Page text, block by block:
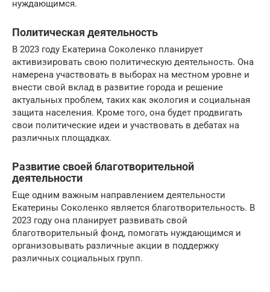
нуждающимся.
Политическая деятельность
В 2023 году Екатерина Соколенко планирует
активизировать свою политическую деятельность. Она
намерена участвовать в выборах на местном уровне и
внести свой вклад в развитие города и решение
актуальных проблем, таких как экология и социальная
защита населения. Кроме того, она будет продвигать
свои политические идеи и участвовать в дебатах на
различных площадках.
Развитие своей благотворительной
деятельности
Еще одним важным направлением деятельности
Екатерины Соколенко является благотворительность. В
2023 году она планирует развивать свой
благотворительный фонд, помогать нуждающимся и
организовывать различные акции в поддержку
различных социальных групп.